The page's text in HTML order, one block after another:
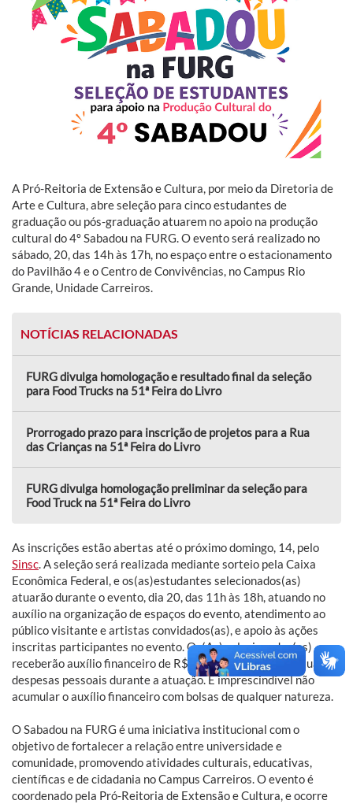
A Pró-Reitoria de Extensão e Cultura, por meio da Diretoria de
Arte e Cultura, abre seleção para cinco estudantes de
graduação ou pós-graduação atuarem no apoio na produção
cultural do 4º Sabadou na FURG. O evento será realizado no
sábado, 20, das 14h às 17h, no espaço entre o estacionamento
do Pavilhão 4 e o Centro de Convivências, no Campus Rio
Grande, Unidade Carreiros.
NOTÍCIAS RELACIONADAS
FURG divulga homologação e resultado final da seleção
para Food Trucks na 51ª Feira do Livro
Prorrogado prazo para inscrição de projetos para a Rua
das Crianças na 51ª Feira do Livro
FURG divulga homologação preliminar da seleção para
Food Truck na 51ª Feira do Livro
As inscrições estão abertas até o próximo domingo, 14, pelo
Sinsc. A seleção será realizada mediante sorteio pela Caixa
Econômica Federal, e os(as)estudantes selecionados(as)
atuarão durante o evento, dia 20, das 11h às 18h, atuando no
auxílio na organização de espaços do evento, atendimento ao
público visitante e artistas convidados(as), e apoio às ações
inscritas participantes no evento. Os(As) selecionados(as)
receberão auxílio financeiro de R$70,00 cada, para eventuais
despesas pessoais durante a atuação. É imprescindível não
acumular o auxílio financeiro com bolsas de qualquer natureza.
O Sabadou na FURG é uma iniciativa institucional com o
objetivo de fortalecer a relação entre universidade e
comunidade, promovendo atividades culturais, educativas,
científicas e de cidadania no Campus Carreiros. O evento é
coordenado pela Pró-Reitoria de Extensão e Cultura, e ocorre